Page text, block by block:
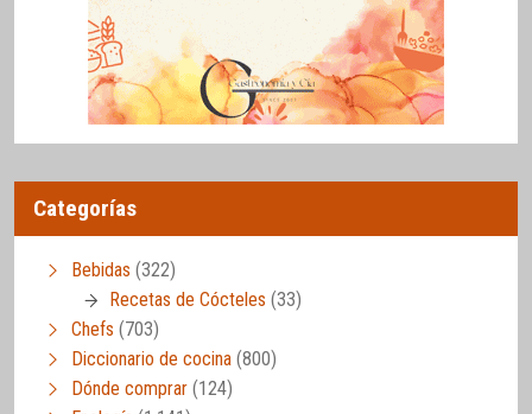
Categorías
Bebidas (322)
Recetas de Cócteles (33)
Chefs (703)
Diccionario de cocina (800)
Dónde comprar (124)